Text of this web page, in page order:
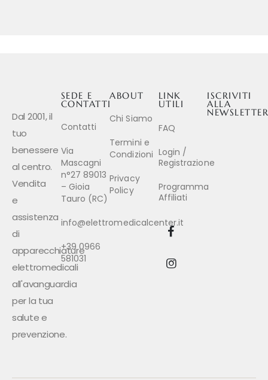
Dal 2001, il
tuo
benessere
al centro.
Vendita
e
assistenza
di
apparecchiature
elettromedicali
all'avanguardia
per la tua
salute e
prevenzione.
LINK
UTILI
FAQ
Login /
Registrazione
Programma
Affiliati
ABOUT
Chi Siamo
Termini e
Condizioni
Privacy
Policy
SEDE E
CONTATTI
Contatti
Via
Mascagni
n°27 89013
– Gioia
Tauro (RC)
info@elettromedicalcenter.it
+39 0966
581031
ISCRIVITI
ALLA